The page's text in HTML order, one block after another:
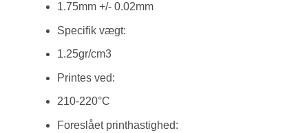
1.75mm +/- 0.02mm
Specifik vægt:
1.25gr/cm3
Printes ved:
210-220°C
Foreslået printhastighed: